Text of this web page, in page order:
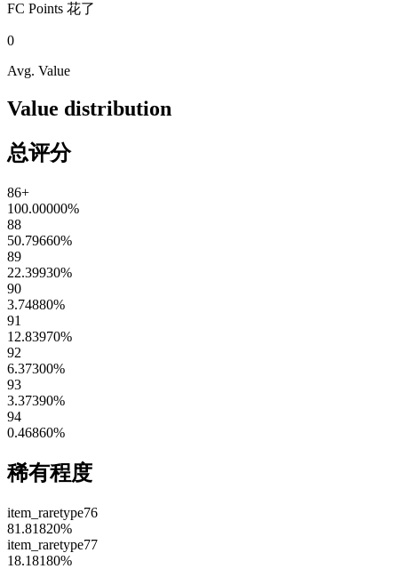
FC Points 花了
0
Avg. Value
Value distribution
总评分
86+
100.00000%
88
50.79660%
89
22.39930%
90
3.74880%
91
12.83970%
92
6.37300%
93
3.37390%
94
0.46860%
稀有程度
item_raretype76
81.81820%
item_raretype77
18.18180%